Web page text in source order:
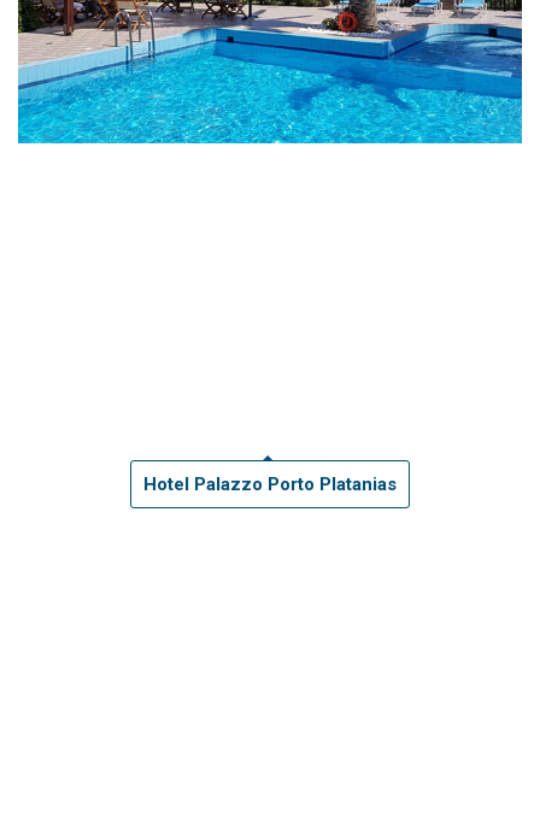
Hotel Palazzo Porto Platanias